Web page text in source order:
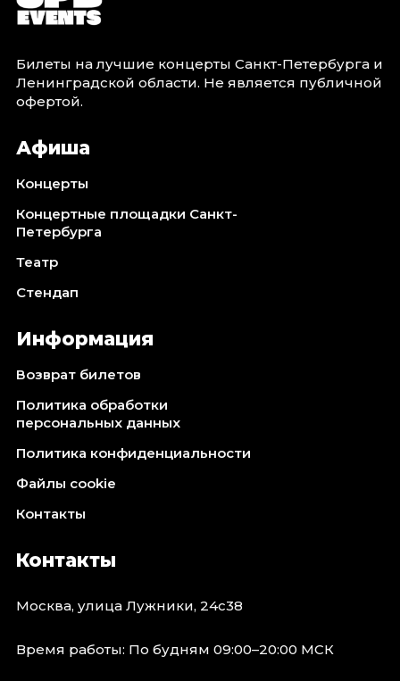
Билеты на лучшие концерты Санкт-Петербурга и
Ленинградской области. Не является публичной
офертой.
Афиша
Концерты
Концертные площадки Санкт-
Петербурга
Театр
Стендап
Информация
Возврат билетов
Политика обработки
персональных данных
Политика конфиденциальности
Файлы cookie
Контакты
Контакты
Москва, улица Лужники, 24с38
Время работы: По будням 09:00–20:00 МСК